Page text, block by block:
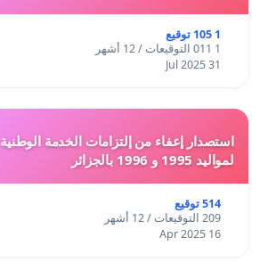
1 105 توقيع
1 011 التوقيعات / 12 أشهر
31 Jul 2025
استصدار إعفاء من إلتزامات الخدمة الوطنية
لمواليد 1995 و 1996 بالجزائر
514 توقيع
209 التوقيعات / 12 أشهر
16 Apr 2025